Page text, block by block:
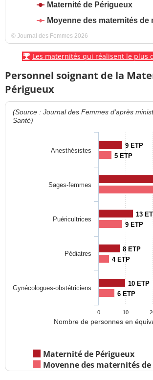
Maternité de Périgueux
Moyenne des maternités de
© Journal des Femmes 2026
Les maternités qui réalisent le plus
Personnel soignant de la
Périgueux
Nombre de personnes en
(Source : Journal des Femmes d'après
Santé)
9 ETP
13
8 ETP
10 ETP
5 ETP
9 ETP
4 ETP
6 ETP
Maternité de Périgueux
Moyenne des maternités
Anesthésistes
Sages-femmes
Puéricultrices
Pédiatres
Gynécologues-obstétriciens
0 10